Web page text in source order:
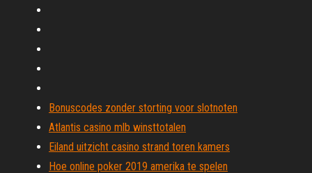
Bonuscodes zonder storting voor slotnoten
Atlantis casino mlb winsttotalen
Eiland uitzicht casino strand toren kamers
Hoe online poker 2019 amerika te spelen